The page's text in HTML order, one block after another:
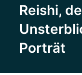
Reishi,
Porträt